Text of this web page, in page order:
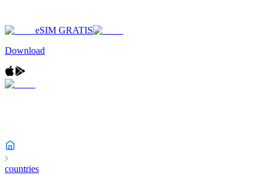
eSIM GRATIS
Download
countries